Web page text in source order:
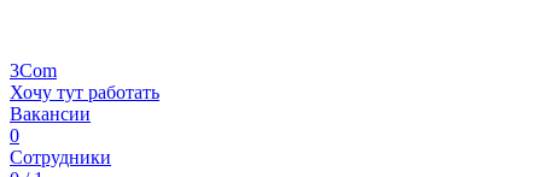
3Com
Хочу тут работать
Вакансии
0
Сотрудники